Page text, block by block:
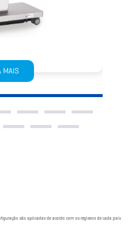
MAIS
são aplicadas de acordo com os registros de cada país